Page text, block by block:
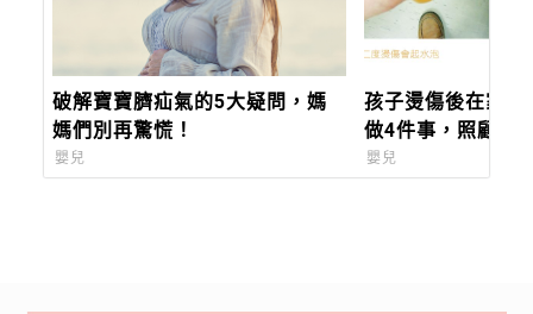
破解寶寶臍疝氣的5大疑問，媽
媽們別再驚慌！
嬰兒
孩子燙傷後在家必
做4件事，照顧輕
項
嬰兒